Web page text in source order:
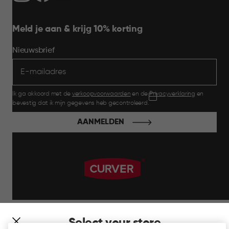
Select your store
Meld je aan & krijg 10% korting
Nieuwsbrief
Ik ga akkoord met de verkoopvoorwaarden en dePrivacyverklaring en
bevestig dat ik mijn gegevens heb gecontroleerd.
AANMELDEN